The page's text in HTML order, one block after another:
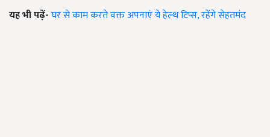
यह भी पढ़ें-घर से काम करते वक्त अपनाएं ये हेल्थ टिप्स, रहेंगे सेहतमंद